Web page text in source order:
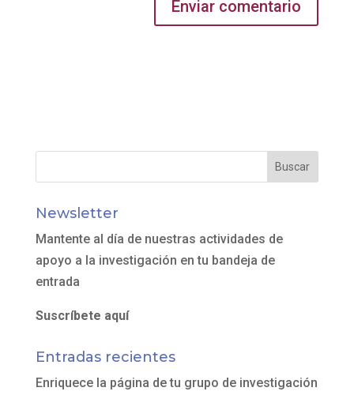
Newsletter
Mantente al día de nuestras actividades de
apoyo a la investigación en tu bandeja de
entrada
Suscríbete aquí
Entradas recientes
Enriquece la página de tu grupo de investigación